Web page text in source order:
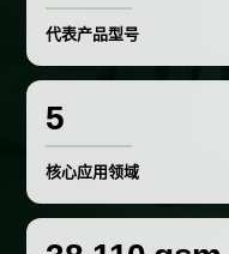
代表产品型号
5
核心应用领域